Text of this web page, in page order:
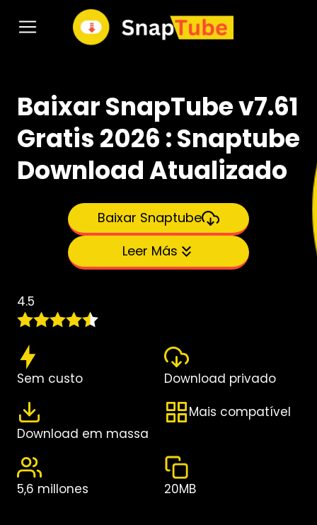
para
Baixar SnapTube v7.61
Gratis 2026 :Snaptube
Download Atualizado
Baixar Snaptube
Leer Más
4.5
Sem custo Download privado
Download em massa
Mais compatível
5,6 millones 20MB